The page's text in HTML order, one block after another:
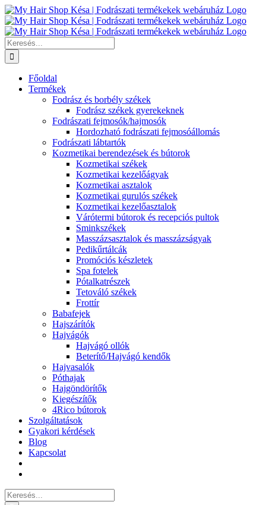
Kihagyás
Keresés...
Főoldal
Termékek
Fodrász és borbély székek
Fodrász székek gyerekeknek
Fodrászati fejmosók/hajmosók
Hordozható fodrászati fejmosóállomás
Fodrászati lábtartók
Kozmetikai berendezések és bútorok
Kozmetikai székek
Kozmetikai kezelőágyak
Kozmetikai asztalok
Kozmetikai gurulós székek
Kozmetikai kezelőasztalok
Várótermi bútorok és recepciós pultok
Sminkszékek
Masszázsasztalok és masszázságyak
Pedikűrtálcák
Promóciós készletek
Spa fotelek
Pótalkatrészek
Tetováló székek
Frottír
Babafejek
Hajszárítók
Hajvágók
Hajvágó ollók
Beterítő/Hajvágó kendők
Hajvasalók
Póthajak
Hajgöndörítők
Kiegészítők
4Rico bútorok
Szolgáltatások
Gyakori kérdések
Blog
Kapcsolat
Keresés...